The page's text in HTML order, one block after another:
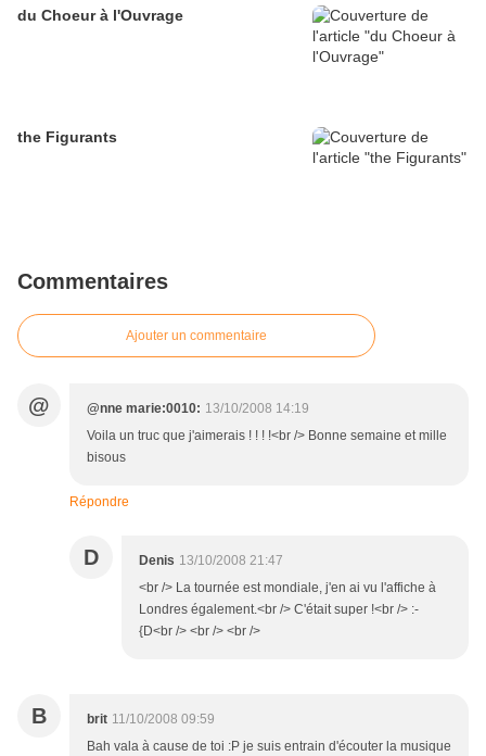
du Choeur à l'Ouvrage
the Figurants
Commentaires
Ajouter un commentaire
@ @nne marie:0010: 13/10/2008 14:19
Voila un truc que j'aimerais ! ! ! !<br /> Bonne semaine et mille
bisous
Répondre
D Denis 13/10/2008 21:47
<br /> La tournée est mondiale, j'en ai vu l'affiche à
Londres également.<br /> C'était super !<br /> :-
{D<br /> <br /> <br />
B brit 11/10/2008 09:59
Bah vala à cause de toi :P je suis entrain d'écouter la musique